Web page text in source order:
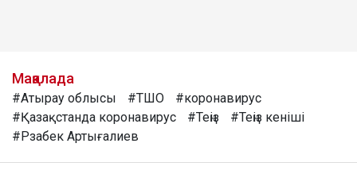
Мақалада
#Атырау облысы #ТШО
#коронавирус
#Қазақстанда коронавирус
#Теңіз
#Теңіз кеніші
#Рзабек Артығалиев